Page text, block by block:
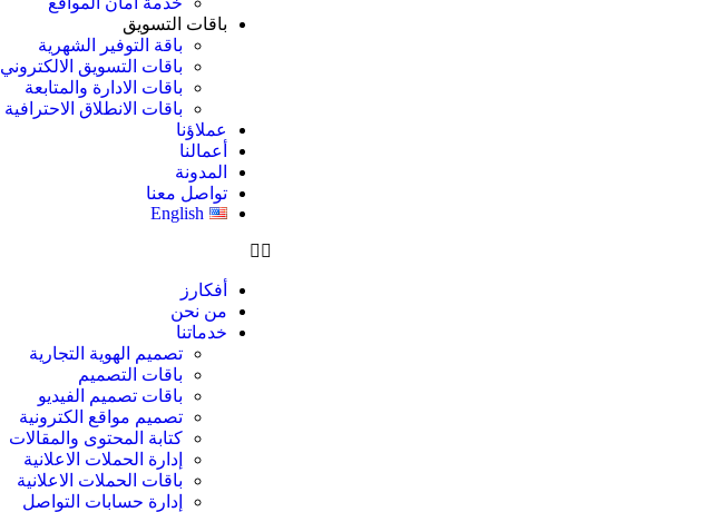
باقات التسويق
باقة التوفير الشهرية
باقات التسويق الالكتروني
باقات الادارة والمتابعة
باقات الانطلاق الاحترافية
عملاؤنا
أعمالنا
المدونة
تواصل معنا
English
أفكارز
من نحن
خدماتنا
تصميم الهوية التجارية
باقات التصميم
باقات تصميم الفيديو
تصميم مواقع الكترونية
كتابة المحتوى والمقالات
إدارة الحملات الاعلانية
باقات الحملات الاعلانية
إدارة حسابات التواصل